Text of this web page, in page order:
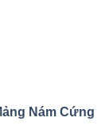
Nám Cứng